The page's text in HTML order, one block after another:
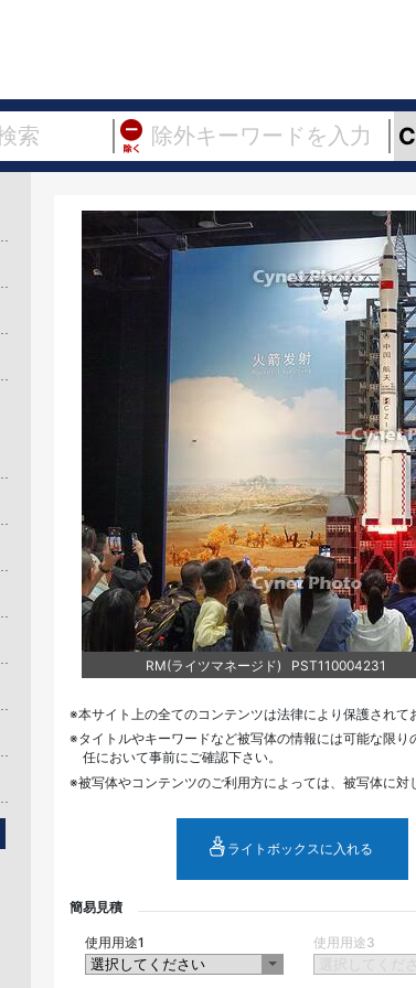
RM(ライツマネージド) PST110004231
本サイト上の全てのコンテンツは法律により保護され
タイトルやキーワードなど被写体の情報には可能な限
任において事前にご確認下さい。
被写体やコンテンツのご利用方によっては、被写体に
ライトボックスに入れる
簡易見積
使用用途1 使用用途3